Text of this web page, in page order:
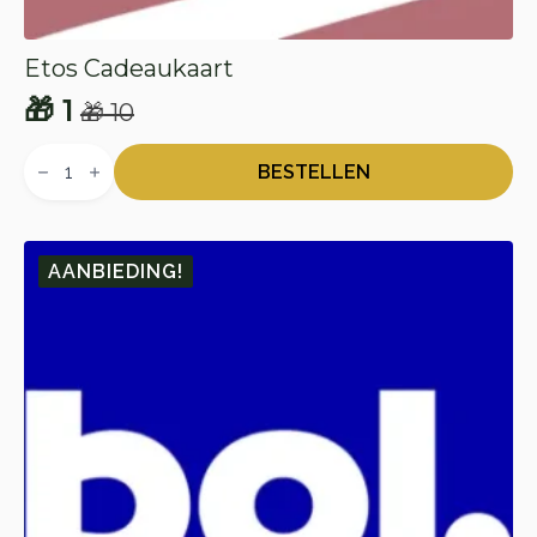
Etos Cadeaukaart
🎁10
Oorspronkelijke
prijs
🎁 10.
🎁 1
Huidige
prijs
🎁 1.
Cadeaukaart
BESTELLEN
AANBIEDING!